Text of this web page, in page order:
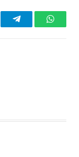
Telegram